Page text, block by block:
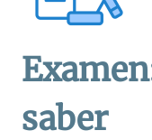
saber